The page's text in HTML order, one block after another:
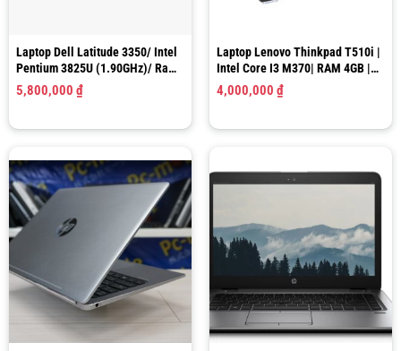
Laptop Dell Latitude 3350/ Intel
Pentium 3825U (1.90GHz)/ Ram
4GB/ SSD 128GB/ HD Graphics/
LCD 13.3″ HD
5,800,000 ₫
Laptop Lenovo Thinkpad T510i |
Intel Core I3 M370| RAM 4GB |
SSD 128GB | HD Graphics | LCD
15.6″ HD+
4,000,000 ₫